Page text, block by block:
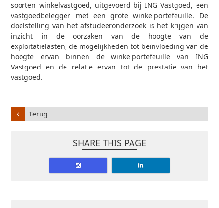
soorten winkelvastgoed, uitgevoerd bij ING Vastgoed, een
vastgoedbelegger met een grote winkelportefeuille. De
doelstelling van het afstudeeronderzoek is het krijgen van
inzicht in de oorzaken van de hoogte van de
exploitatielasten, de mogelijkheden tot beïnvloeding van de
hoogte ervan binnen de winkelportefeuille van ING
Vastgoed en de relatie ervan tot de prestatie van het
vastgoed.
Terug
SHARE THIS PAGE